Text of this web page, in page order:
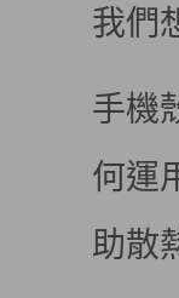
我們
手機
何運
助散